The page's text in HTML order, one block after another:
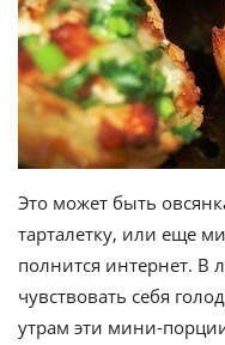
Это может быть
тарталетку, или еще
полнится интернет. В
чувствовать себя
утрам эти мини-